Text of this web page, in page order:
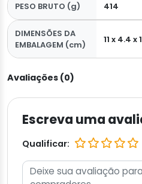
PESO BRUTO (g) 414
DIMENSÕES DA
EMBALAGEM (cm)
11 x 4.4 x
Avaliações (0)
Escreva uma
Qualificar: